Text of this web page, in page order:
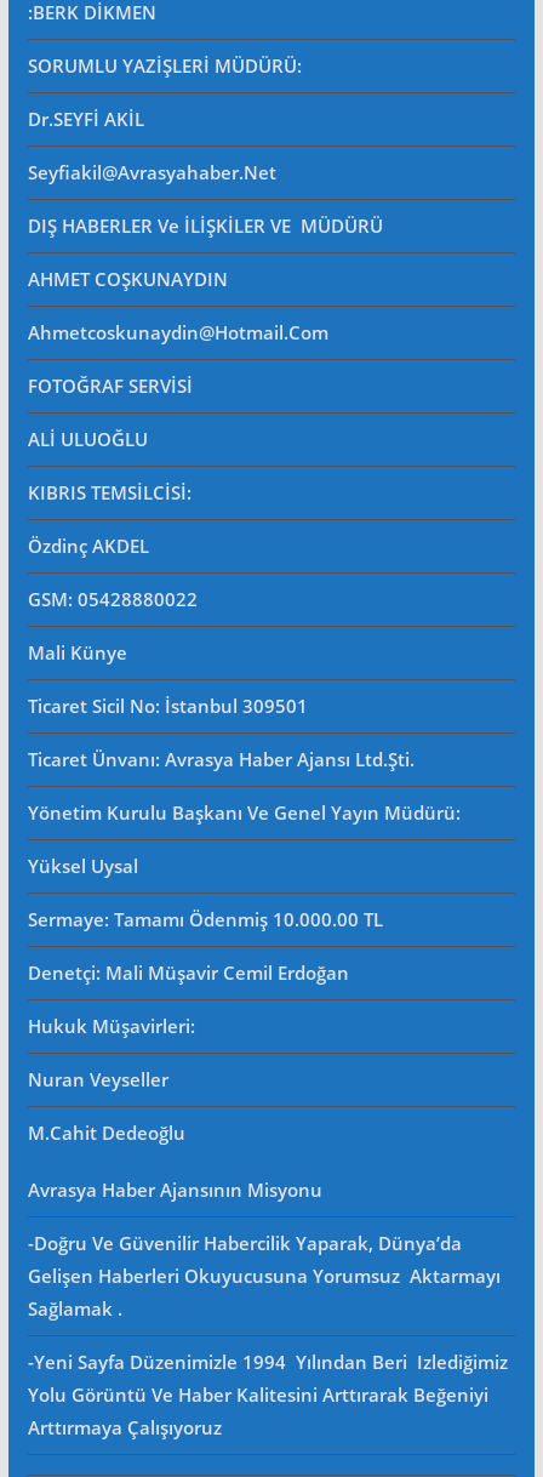
:BERK DİKMEN
SORUMLU YAZİŞLERİ MÜDÜRÜ:
Dr.SEYFİ AKİL
Seyfiakil@avrasyahaber.net
DIŞ HABERLER Ve İLİŞKİLER VE MÜDÜRÜ
AHMET COŞKUNAYDIN
Ahmetcoskunaydin@hotmail.com
FOTOĞRAF SERVİSİ
ALİ ULUOĞLU
KIBRIS TEMSİLCİSİ:
Özdinç AKDEL
GSM: 05428880022
Mali Künye
Ticaret Sicil No: İstanbul 309501
Ticaret Ünvanı: Avrasya Haber Ajansı Ltd.Şti.
Yönetim Kurulu Başkanı Ve Genel Yayın Müdürü:
Yüksel Uysal
Sermaye: Tamamı Ödenmiş 10.000.00 TL
Denetçi: Mali Müşavir Cemil Erdoğan
Hukuk Müşavirleri:
Nuran Veyseller
M.Cahit Dedeoğlu
Avrasya Haber Ajansının Misyonu
-Doğru Ve Güvenilir Habercilik Yaparak, Dünya’da
Gelişen Haberleri Okuyucusuna Yorumsuz Aktarmayı
Sağlamak .
-Yeni Sayfa Düzenimizle 1994 Yılından Beri Izlediğimiz
Yolu Görüntü Ve Haber Kalitesini Arttırarak Beğeniyi
Arttırmaya Çalışıyoruz